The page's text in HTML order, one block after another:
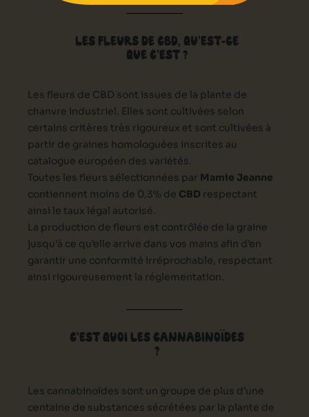
LES FLEURS DE CBD, QU’EST-CE
QUE C’EST ?
Les fleurs de CBD sont issues de la plante de
chanvre industriel. Elles sont cultivées selon
certains critères très rigoureux et sont cultivées à
partir de graines homologuées inscrites au
catalogue européen des variétés.
Toutes les fleurs sélectionnées par Mamie Jeanne
contiennent moins de 0,3% de CBD respectant
ainsi le taux légal autorisé.
La production de fleurs est contrôlée de la graine
jusqu’à ce qu’elle arrive dans vos mains afin d’en
garantir une conformité irréprochable, respectant
ainsi rigoureusement la réglementation.
C’EST QUOI LES CANNABINOÏDES
?
Les cannabinoïdes sont un groupe de plus d’une
centaine de substances sécrétées par la plante de